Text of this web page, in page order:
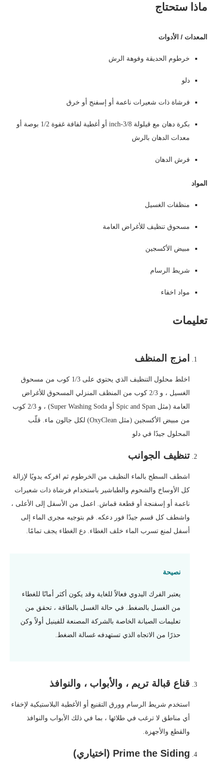
ماذا ستحتاج
المعدات / الأدوات
خرطوم الحديقة وفوهة الرش
دلو
فرشاة ذات شعيرات ناعمة أو إسفنج أو خرق
بكرة دهان مع قيلولة 3/8-inch أو أغطية لفافة غفوة 1/2 بوصة أو
معدات الدهان بالرش
فرش الدهان
المواد
منظفات الغسيل
مسحوق تنظيف للأغراض العامة
مبيض الأكسجين
شريط الرسام
مواد اخفاء
تعليمات
امزج المنظف
اخلط محلول التنظيف الذي يحتوي على 1/3 كوب من مسحوق
الغسيل ، و 2/3 كوب من المنظف المنزلي المسحوق للأغراض
العامة (مثل Spic and Span أو Super Washing Soda) ، و 2/3 كوب
من مبيض الأكسجين (مثل OxyClean) لكل جالون ماء. قلّب
المحلول جيدًا في دلو
تنظيف الجوانب
اشطف السطح بالماء النظيف من الخرطوم ثم افركه يدويًا لإزالة
كل الأوساخ والشحوم والطباشير باستخدام فرشاة ذات شعيرات
ناعمة أو إسفنجة أو قطعة قماش. اعمل من الأسفل إلى الأعلى ،
واشطف كل قسم جيدًا فور دعكه. قم بتوجيه مجرى الماء إلى
أسفل لمنع تسرب الماء خلف الغطاء. دع الغطاء يجف تمامًا.
نصيحة
يعتبر الفرك اليدوي فعالاً للغاية وقد يكون أكثر أمانًا للغطاء
من الغسل بالضغط. في حالة الغسل بالطاقة ، تحقق من
تعليمات الصيانة الخاصة بالشركة المصنعة للفينيل أولاً وكن
حذرًا من الاتجاه الذي تستهدفه غسالة الضغط.
قناع قبالة تريم ، والأبواب ، والنوافذ
استخدم شريط الرسام وورق التقنيع أو الأغطية البلاستيكية لإخفاء
أي مناطق لا ترغب في طلائها ، بما في ذلك الأبواب والنوافذ
والقطع والأجهزة.
Prime the Siding (اختياري)